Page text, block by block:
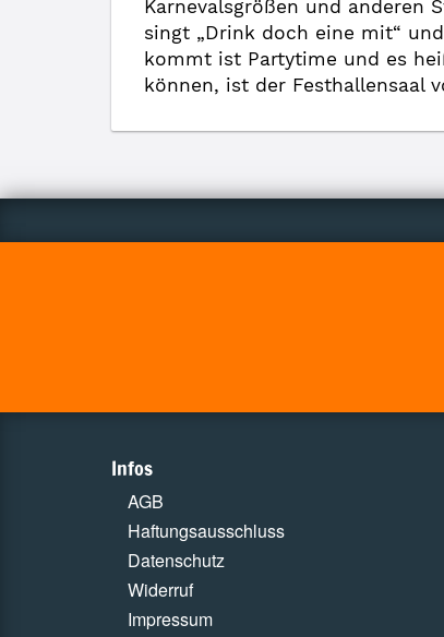
Karnevalsgrößen und anderen
singt „Drink doch eine mit“
kommt ist Partytime und es
können, ist der Festhallensaal
Infos
AGB
Haftungsausschluss
Datenschutz
Widerruf
Impressum